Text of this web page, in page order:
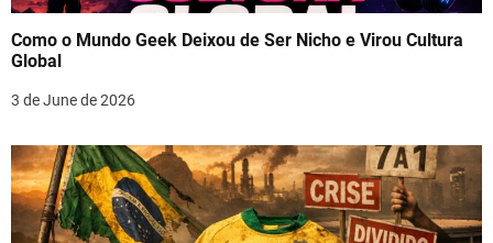
Como o Mundo Geek Deixou de Ser Nicho e Virou Cultura
Global
3 de June de 2026